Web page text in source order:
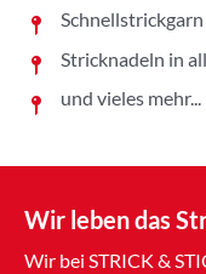
Schnellstrickgarn
Stricknadeln in
und vieles mehr...
Wir leben das
Wir bei STRICK &